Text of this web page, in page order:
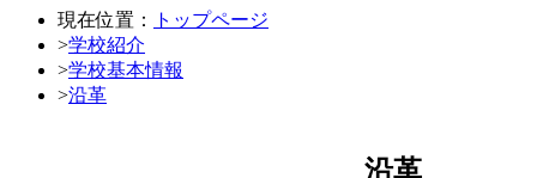
現在位置：
トップページ
>学校紹介
>学校基本情報
>沿革
沿革